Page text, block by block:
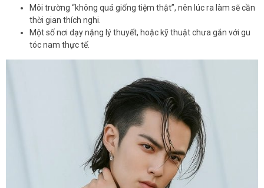
Môi trường “không quá giống tiệm thật”, nên lúc ra làm sẽ cần
thời gian thích nghi.
Một số nơi dạy nặng lý thuyết, hoặc kỹ thuật chưa gắn với gu
tóc nam thực tế.